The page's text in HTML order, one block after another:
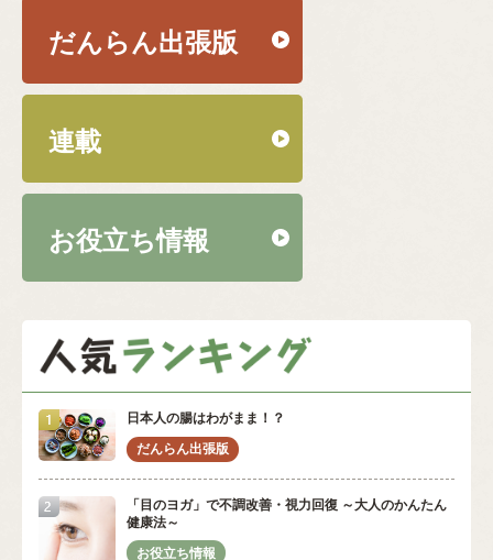
だんらん出張版
連載
お役立ち情報
日本人の腸はわがまま！？
「目のヨガ」で不調改善・視力回復 ～大人のかんたん
健康法～